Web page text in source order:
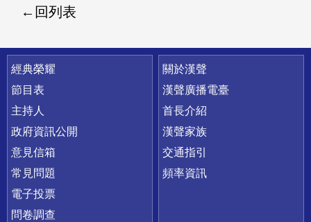
回列表
快速連結
經典榮耀
節目表
主持人
政府資訊公開
意見信箱
常見問題
電子投票
問卷調查
關於漢聲
漢聲廣播電臺
首長介紹
漢聲家族
交通指引
頻率資訊